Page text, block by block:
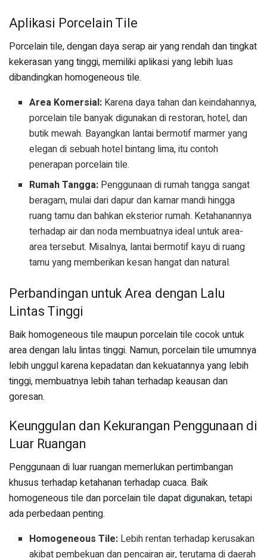
Aplikasi Porcelain Tile
Porcelain tile, dengan daya serap air yang rendah dan tingkat
kekerasan yang tinggi, memiliki aplikasi yang lebih luas
dibandingkan homogeneous tile.
Area Komersial: Karena daya tahan dan keindahannya,
porcelain tile banyak digunakan di restoran, hotel, dan
butik mewah. Bayangkan lantai bermotif marmer yang
elegan di sebuah hotel bintang lima, itu contoh
penerapan porcelain tile.
Rumah Tangga: Penggunaan di rumah tangga sangat
beragam, mulai dari dapur dan kamar mandi hingga
ruang tamu dan bahkan eksterior rumah. Ketahanannya
terhadap air dan noda membuatnya ideal untuk area-
area tersebut. Misalnya, lantai bermotif kayu di ruang
tamu yang memberikan kesan hangat dan natural.
Perbandingan untuk Area dengan Lalu
Lintas Tinggi
Baik homogeneous tile maupun porcelain tile cocok untuk
area dengan lalu lintas tinggi. Namun, porcelain tile umumnya
lebih unggul karena kepadatan dan kekuatannya yang lebih
tinggi, membuatnya lebih tahan terhadap keausan dan
goresan.
Keunggulan dan Kekurangan Penggunaan di
Luar Ruangan
Penggunaan di luar ruangan memerlukan pertimbangan
khusus terhadap ketahanan terhadap cuaca. Baik
homogeneous tile dan porcelain tile dapat digunakan, tetapi
ada perbedaan penting.
Homogeneous Tile: Lebih rentan terhadap kerusakan
akibat pembekuan dan pencairan air, terutama di daerah